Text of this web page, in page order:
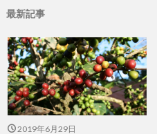
最新記事
2019年6月29日